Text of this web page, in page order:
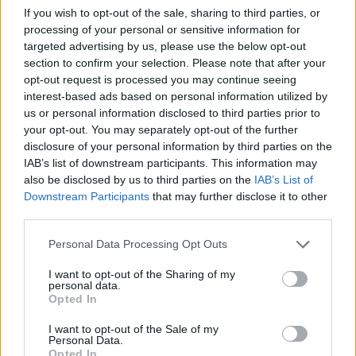
If you wish to opt-out of the sale, sharing to third parties, or
processing of your personal or sensitive information for
targeted advertising by us, please use the below opt-out
section to confirm your selection. Please note that after your
opt-out request is processed you may continue seeing
interest-based ads based on personal information utilized by
us or personal information disclosed to third parties prior to
your opt-out. You may separately opt-out of the further
disclosure of your personal information by third parties on the
IAB’s list of downstream participants. This information may
also be disclosed by us to third parties on the IAB’s List of
Downstream Participants that may further disclose it to other
Please note that this website/app uses one or more Google
not limited to your visit or usage behaviour. You may click to
grant or deny consent to Google and its third-party tags to
use your data for below specified purposes in below Google
consent section.
Personal Data Processing Opt Outs
I want to opt-out of the Sharing of my
personal data.
Opted In
I want to opt-out of the Sale of my
Personal Data.
Opted In
Tallinn, Estonia. Foto:depositphotos.com
Giugno porta una raffica di ulteriori lanci di Wizz Air
La compagnia aerea economica ungherese ha annunciato altre
aggiunte estive. Varna, in Bulgaria, riceverà quattro voli
settimanali a partire dall’8 giugno; Lamezia Terme, sulla
punta dello stivale italiano, seguirà dal 30 aprile con tre voli
settimanali. Le corse per le spiagge del Mediterraneo
proliferano a giugno: Zara dal 9, Dubrovnik dall’8, con
l’aggiunta di Minorca in Spagna e Rimini in Italia. La Grecia
guadagna due nuovi arrivi: Kalamata dall’8 giugno e
elleniche: Atene, Heraklion, Corfù, Rodi, Santorini,